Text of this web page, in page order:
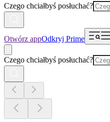
Czego chciałbyś posłuchać?
Otwórz appOdkryj Prime
Czego chciałbyś posłuchać?